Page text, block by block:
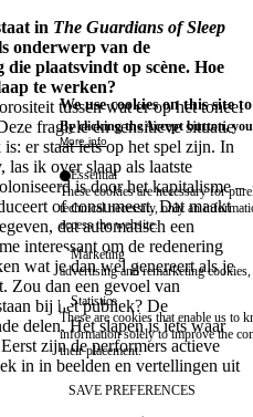
in The Guardians of Sleep
onderwerp van de
plaatsvindt op scène. Hoe
te werken?
tussen wat er op het toneel
fragiele en sensitieve situatie
er staat iets op het spel zijn. In
las ik over slaap als laatste
is door het kapitalisme –
of consumeert. Dat maakt
dat automatisch een
interessant om de redenering
wat je dan wel genereert als je
Zou dan een gevoel van
bij het publiek? De
delen. Het slapen is iets waar
zijn de performers actieve
in in beelden en vertellingen uit
We use cookies on this site
By clicking the Accept button,
More info
Essential
These cookies are necessary for
technical necessity, only an
access the website.
Marketing
advertising and remarketing cookies,
Statistics
These are cookies that enable us to
information solely to improve the
their placement.
SAVE PREFERENCES